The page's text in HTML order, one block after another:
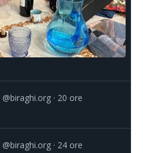
@biraghi.org 20 ore
@biraghi.org 24 ore